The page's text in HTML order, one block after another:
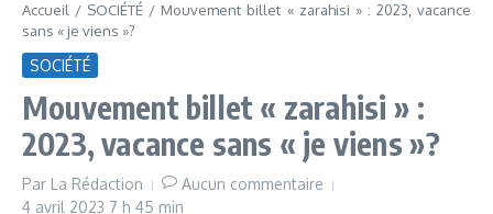
Accueil / SOCIÉTÉ / Mouvement billet « zarahisi » : 2023, vacance
sans « je viens »?
SOCIÉTÉ
Mouvement billet « zarahisi » :
2023, vacance sans « je viens »?
Par La Rédaction
Aucun commentaire
4 avril 2023 7 h 45 min